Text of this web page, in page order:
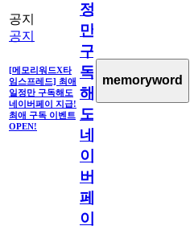
공지
공지
[메모리워드X타
임스프레드] 최애
일정만 구독해도
네이버페이 지급!
최애 구독 이벤트
OPEN!
정
만
구
독
해
도
네
이
버
페
이
memoryword